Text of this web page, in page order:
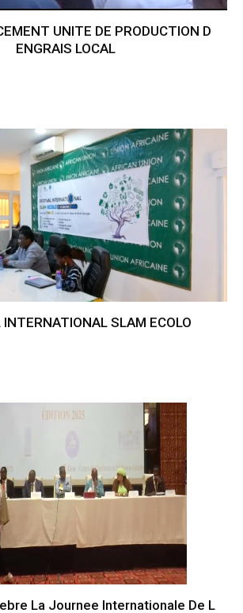
UNITE DE PRODUCTION D
ENGRAIS LOCAL
INTERNATIONAL SLAM ECOLO
La Journee Internationale De L